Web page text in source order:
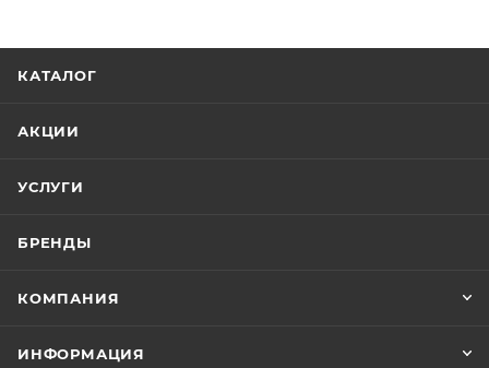
КАТАЛОГ
АКЦИИ
УСЛУГИ
БРЕНДЫ
КОМПАНИЯ
ИНФОРМАЦИЯ